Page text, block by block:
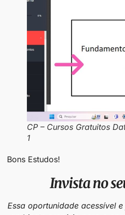
CP – Cursos Gratuitos
1
Bons Estudos!
Invista no
Essa oportunidade acessível